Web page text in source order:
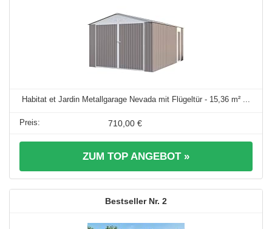
Habitat et Jardin Metallgarage Nevada mit Flügeltür - 15,36 m² ...
710,00 €
ZUM TOP ANGEBOT »
2